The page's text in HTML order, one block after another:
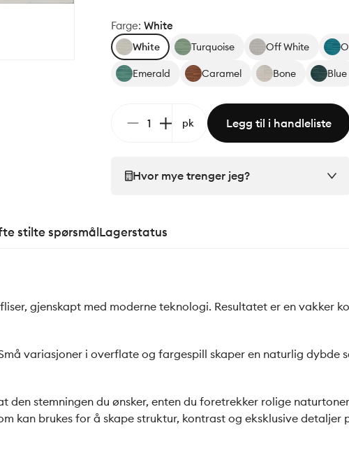
Farge: White
White Turquoise Off White
Emerald Caramel Bone Blue
pk Legg til i handleliste
Hvor mye trenger jeg?
stilte spørsmålLagerstatus
gjenskapt med moderne teknologi. Resultatet er en vakker
variasjoner i overflate og fargespill skaper en naturlig dybde
stemningen du ønsker, enten du foretrekker rolige
kan brukes for å skape struktur, kontrast og eksklusive detaljer